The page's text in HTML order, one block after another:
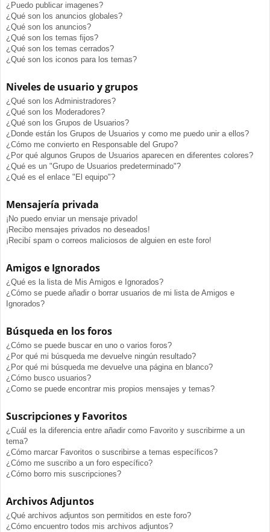
¿Puedo publicar imagenes?
¿Qué son los anuncios globales?
¿Qué son los anuncios?
¿Qué son los temas fijos?
¿Qué son los temas cerrados?
¿Qué son los iconos para los temas?
Niveles de usuario y grupos
¿Qué son los Administradores?
¿Qué son los Moderadores?
¿Qué son los Grupos de Usuarios?
¿Donde están los Grupos de Usuarios y como me puedo unir a ellos?
¿Cómo me convierto en Responsable del Grupo?
¿Por qué algunos Grupos de Usuarios aparecen en diferentes colores?
¿Qué es un "Grupo de Usuarios predeterminado"?
¿Qué es el enlace "El equipo"?
Mensajería privada
¡No puedo enviar un mensaje privado!
¡Recibo mensajes privados no deseados!
¡Recibí spam o correos maliciosos de alguien en este foro!
Amigos e Ignorados
¿Qué es la lista de Mis Amigos e Ignorados?
¿Cómo se puede añadir o borrar usuarios de mi lista de Amigos e
Ignorados?
Búsqueda en los foros
¿Cómo se puede buscar en uno o varios foros?
¿Por qué mi búsqueda me devuelve ningún resultado?
¿Por qué mi búsqueda me devuelve una página en blanco?
¿Cómo busco usuarios?
¿Como se puede encontrar mis propios mensajes y temas?
Suscripciones y Favoritos
¿Cuál es la diferencia entre añadir como Favorito y suscribirme a un
tema?
¿Cómo marcar Favoritos o suscribirse a temas específicos?
¿Cómo me suscribo a un foro específico?
¿Cómo borro mis suscripciones?
Archivos Adjuntos
¿Qué archivos adjuntos son permitidos en este foro?
¿Cómo encuentro todos mis archivos adjuntos?